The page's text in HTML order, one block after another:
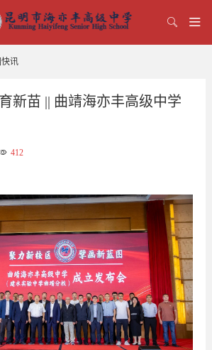
 
讯
新苗 || 曲靖海亦丰高级中学
412